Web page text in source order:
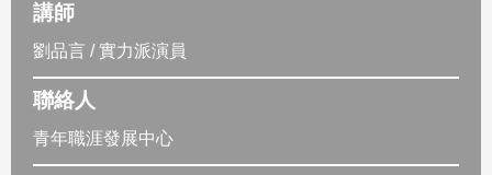
講師
劉品言 / 實力派演員
聯絡人
青年職涯發展中心